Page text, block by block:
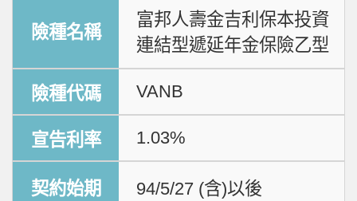
富邦人壽金吉利保本投資
連結型遞延年金保險乙型
VANB
1.03%
94/5/27 (含)以後